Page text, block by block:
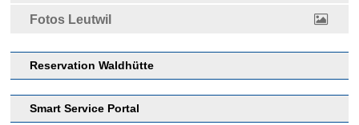
Fotos Leutwil
Reservation Waldhütte
Smart Service Portal